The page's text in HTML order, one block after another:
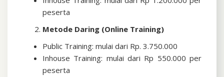
peserta
Metode Daring (Online Training)
Public Training: mulai dari Rp. 3.750.000
Inhouse Training: mulai dari Rp 550.000 per
peserta